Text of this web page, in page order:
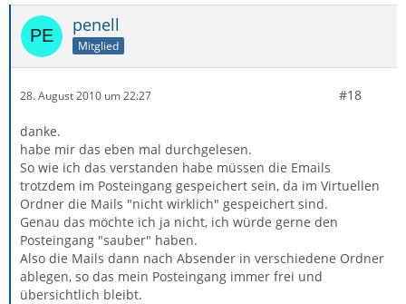
penell
Mitglied
28. August 2010 um 22:27 #18
danke.
habe mir das eben mal durchgelesen.
So wie ich das verstanden habe müssen die Emails
trotzdem im Posteingang gespeichert sein, da im Virtuellen
Ordner die Mails "nicht wirklich" gespeichert sind.
Genau das möchte ich ja nicht, ich würde gerne den
Posteingang "sauber" haben.
Also die Mails dann nach Absender in verschiedene Ordner
ablegen, so das mein Posteingang immer frei und
übersichtlich bleibt.